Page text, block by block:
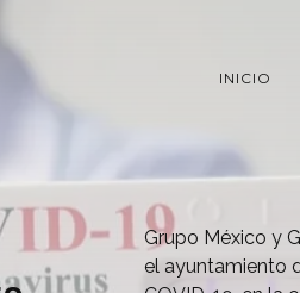
INICIO
Grupo México y
el ayuntamiento